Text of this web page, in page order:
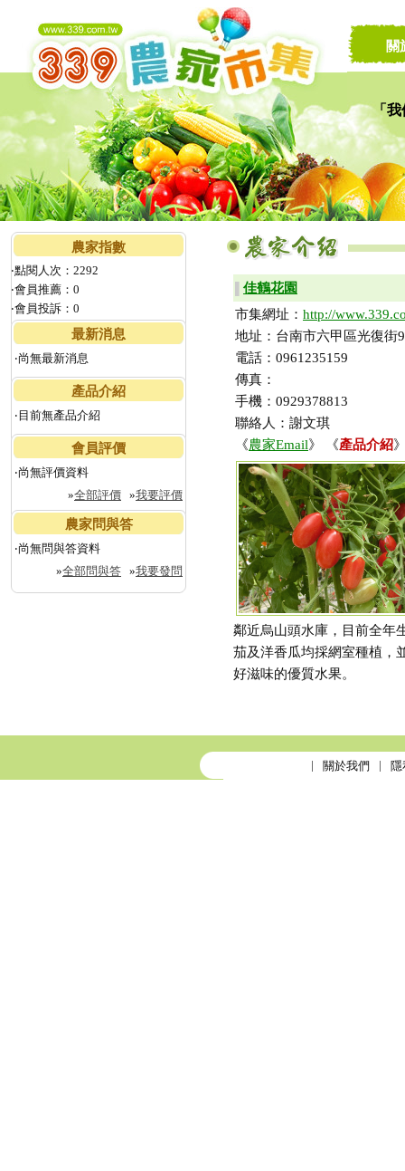
「我
讓
關
農家指數
‧點閱人次：2292
‧會員推薦：0
‧會員投訴：0
最新消息
‧尚無最新消息
產品介紹
‧目前無產品介紹
會員評價
‧尚無評價資料
»全部評價 »我要評價
農家問與答
‧尚無問與答資料
»全部問與答 »我要發問
佳鶴花園
市集網址： http://
地址：台南市六甲區光復街
電話：0961235159
傳真：
手機：0929378813
聯絡人：謝文琪
《農家Email》 《產品介紹
鄰近烏山頭水庫，目前全年
茄及洋香瓜均採網室種植，
好滋味的優質水果。
關於我們